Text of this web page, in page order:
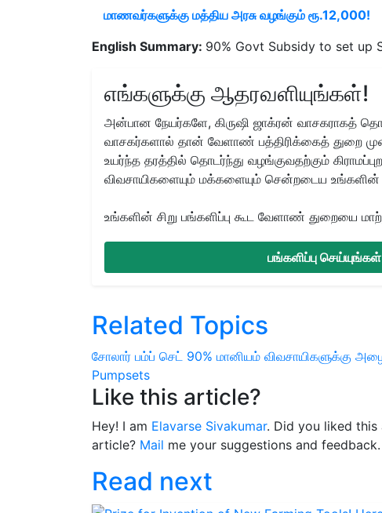
மாணவர்களுக்கு மத்திய அரசு வழங்கும் ரூ.12,000!
English Summary: 90% Govt Subsidy to set up
எங்களுக்கு ஆதரவளியுங்கள்!
அன்பான நேயர்களே, கிருஷி ஜாக்ரன் வாசகராகத்
வாசகர்களால் தான் வேளாண் பத்திரிக்கைத் துறை
உயர்ந்த தரத்தில் தொடர்ந்து வழங்குவதற்கும்
விவசாயிகளையும் மக்களையும் சென்றடைய
உங்களின் சிறு பங்களிப்பு கூட வேளாண் துறையை
பங்களிப்பு
Related Topics
சோலார் பம்ப் செட் 90% மானியம் விவசாயிகளுக்கு
Pumpsets
Like this article?
Hey! I am Elavarse Sivakumar. Did you liked
article? Mail me your suggestions and feedback.
Read next